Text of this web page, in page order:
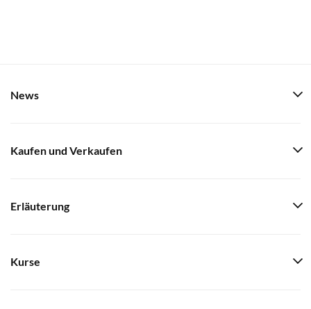
News
Kaufen und Verkaufen
Erläuterung
Kurse